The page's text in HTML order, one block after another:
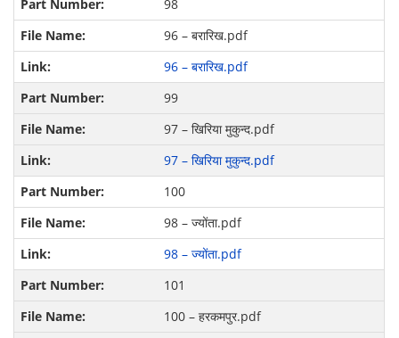
98
96 – बरारिख.pdf
96 – बरारिख.pdf
99
97 – खिरिया मुकुन्द.pdf
97 – खिरिया मुकुन्द.pdf
100
98 – ज्योंता.pdf
98 – ज्योंता.pdf
101
100 – हरकमपुर.pdf